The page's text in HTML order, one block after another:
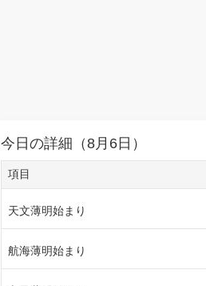
今日の詳細（8月6日）
項目
天文薄明始まり
航海薄明始まり